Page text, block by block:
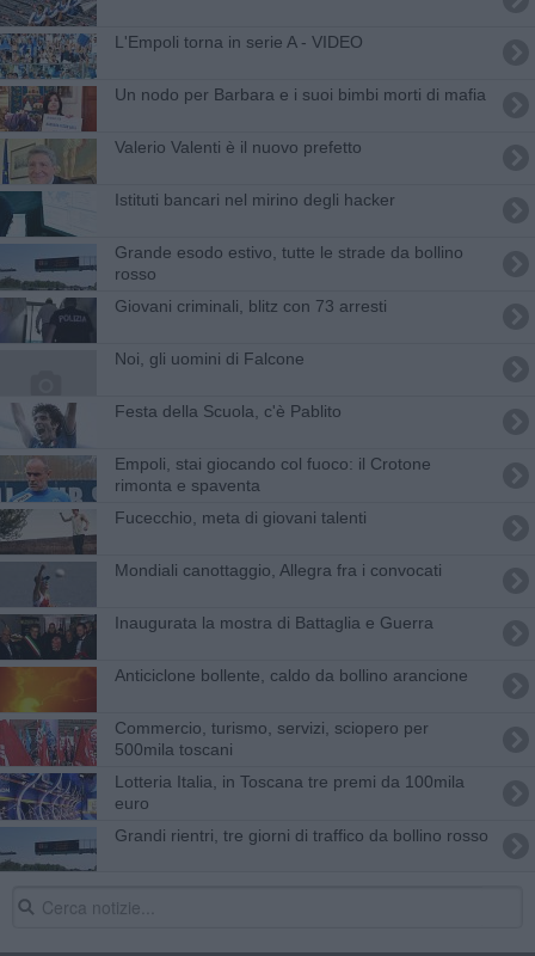
L'Empoli torna in serie A - VIDEO
Un nodo per Barbara e i suoi bimbi morti di mafia
Valerio Valenti è il nuovo prefetto
Istituti bancari nel mirino degli hacker
Grande esodo estivo, tutte le strade da bollino
rosso
Giovani criminali, blitz con 73 arresti
Noi, gli uomini di Falcone
Festa della Scuola, c'è Pablito
Empoli, stai giocando col fuoco: il Crotone
rimonta e spaventa
Fucecchio, meta di giovani talenti
Mondiali canottaggio, Allegra fra i convocati
Inaugurata la mostra di Battaglia e Guerra
Anticiclone bollente, caldo da bollino arancione
Commercio, turismo, servizi, sciopero per
500mila toscani
Lotteria Italia, in Toscana tre premi da 100mila
euro
Grandi rientri, tre giorni di traffico da bollino rosso